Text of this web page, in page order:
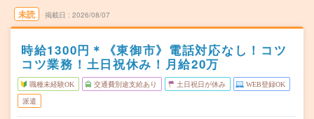
未読 掲載日 2026/08/07
時給1300円＊《東御市》電話対応なし！コツ
コツ業務！土日祝休み！月給20万
職種未経験OK 交通費別途支給あり 土日祝日が休み WEB登録OK
派遣